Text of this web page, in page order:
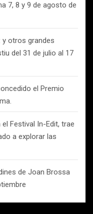
7, 8 y 9 de agosto de
y otros grandes
del 31 de julio al 17
el Premio
Festival In-Edit, trae
a explorar las
de Joan Brossa